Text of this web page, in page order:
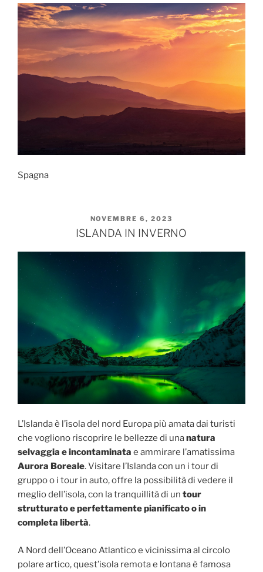
Spagna
PUBBLICATO
IL
NOVEMBRE 6, 2023
ISLANDA IN INVERNO
L’Islanda è l’isola del nord Europa più amata dai turisti
che vogliono riscoprire le bellezze di unanatura
selvaggia e incontaminata e ammirare l’amatissima
Aurora Boreale. Visitare l’Islanda con un i tour di
gruppo o i tour in auto, offre la possibilità di vedere il
meglio dell’isola, con la tranquillità di un tour
strutturato e perfettamente pianificato o in
completa libertà.
A Nord dell’Oceano Atlantico e vicinissima al circolo
polare artico, quest’isola remota e lontana è famosa